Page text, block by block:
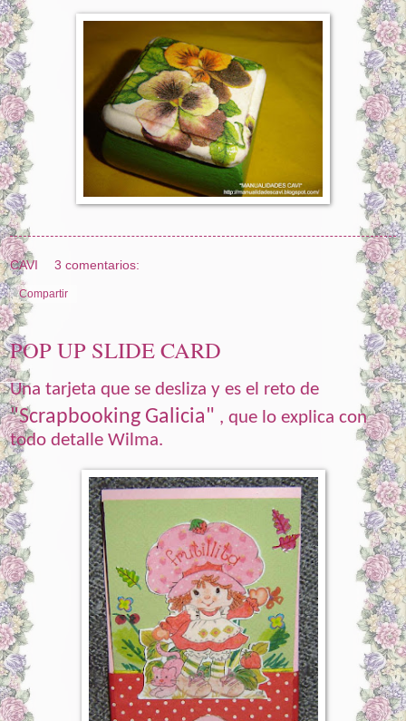
CAVI 3 comentarios:
Compartir
POP UP SLIDE CARD
Una tarjeta que se desliza y es el reto de
"Scrapbooking Galicia" , que lo explica con
todo detalle Wilma.